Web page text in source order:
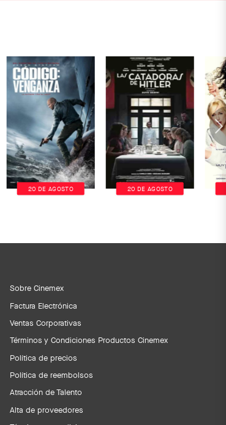
20 DE AGOSTO 20 DE AGOSTO
Sobre Cinemex
Factura Electrónica
Ventas Corporativas
Términos y Condiciones Productos Cinemex
Política de precios
Política de reembolsos
Atracción de Talento
Alta de proveedores